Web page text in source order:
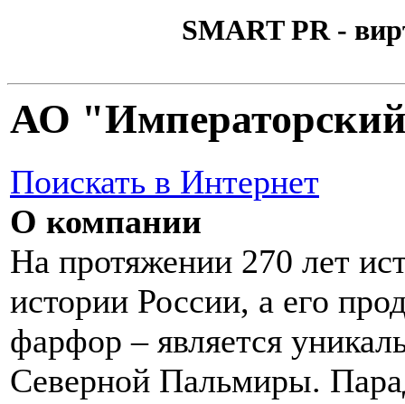
SMART PR -
АО
Поискать в Интернет
О компании
На протяжении 270 лет
истории России, а его
фарфор – является
Северной Пальмиры.